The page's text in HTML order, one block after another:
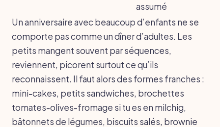
assumé
Un anniversaire avec beaucoup d’enfants ne se
comporte pas comme un dîner d’adultes. Les
petits mangent souvent par séquences,
reviennent, picorent surtout ce qu’ils
reconnaissent. Il faut alors des formes franches :
mini-cakes, petits sandwiches, brochettes
tomates-olives-fromage si tu es en milchig,
bâtonnets de légumes, biscuits salés, brownie